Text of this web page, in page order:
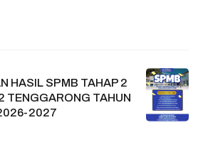
HASIL SPMB TAHAP 2
TENGGARONG TAHUN
2027